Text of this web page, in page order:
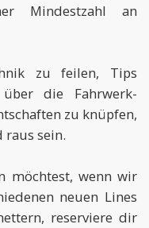
Mindestzahl an
zu feilen, Tips
die Fahrwerk-
zu knüpfen,
raus sein.
möchtest, wenn wir
neuen Lines
reserviere dir